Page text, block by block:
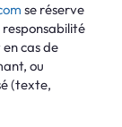
se réserve
cas de
ou
(texte,